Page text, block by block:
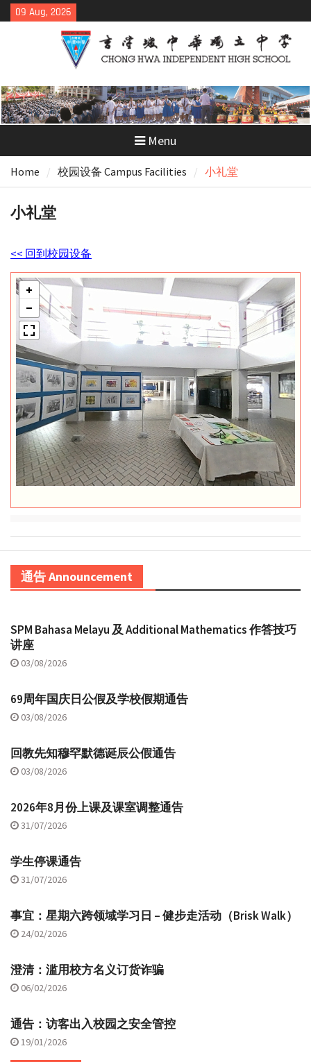
Skip
to
09 Aug, 2026
Menu
Home 校园设备 Campus Facilities 小礼堂
小礼堂
<< 回到校园设备
通告 Announcement
SPM Bahasa Melayu 及 Additional Mathematics 作答技巧
讲座
03/08/2026
69周年国庆日公假及学校假期通告
03/08/2026
回教先知穆罕默德诞辰公假通告
03/08/2026
2026年8月份上课及课室调整通告
31/07/2026
学生停课通告
31/07/2026
事宜：星期六跨领域学习日 – 健步走活动（Brisk Walk）
24/02/2026
澄清：滥用校方名义订货诈骗
06/02/2026
通告：访客出入校园之安全管控
19/01/2026